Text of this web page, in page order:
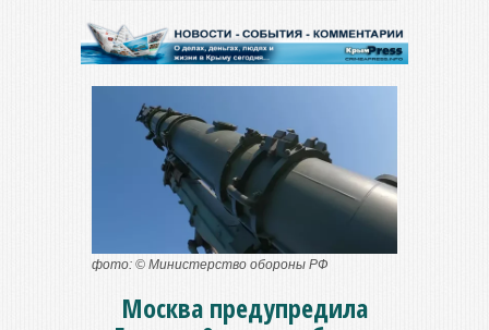
фото: © Министерство обороны РФ
Москва предупредила